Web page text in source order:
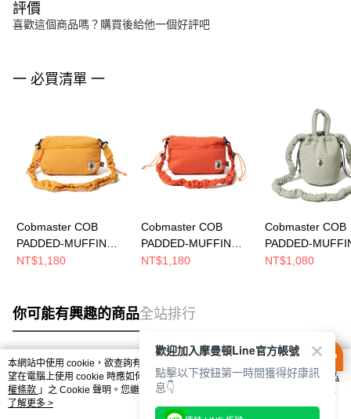
評價
喜歡這個商品嗎？購買後給他一個好評吧
一 必買清單 一
Cobmaster COB
PADDED-MUFFIN
BUDDY SHOULDER
NT$1,180
Cobmaster COB
PADDED-MUFFIN
BUDDY SHOULDER
NT$1,180
Cobmaster COB
PADDED-
DRAWSTRING
NT$1,080
你可能有興趣的商品全站排行
熱門標籤
本網站中使用 cookie，欲查詢有關本網站使用 cookie 方式之詳情，及若您不希
望在電腦上使用 cookie 時應如何變更電腦的 cookie 設定，請參閱本網站「
隱私
權條款 」之 Cookie 聲明。您繼續使用本網站即表示您同意本公司得按本網站使
用條款之 Cookie 聲明使用 cookie。
了解更多 >
歡迎加入摩曼頓Line官方帳號
點擊以下按鈕第一時間獲得好康訊
息👇